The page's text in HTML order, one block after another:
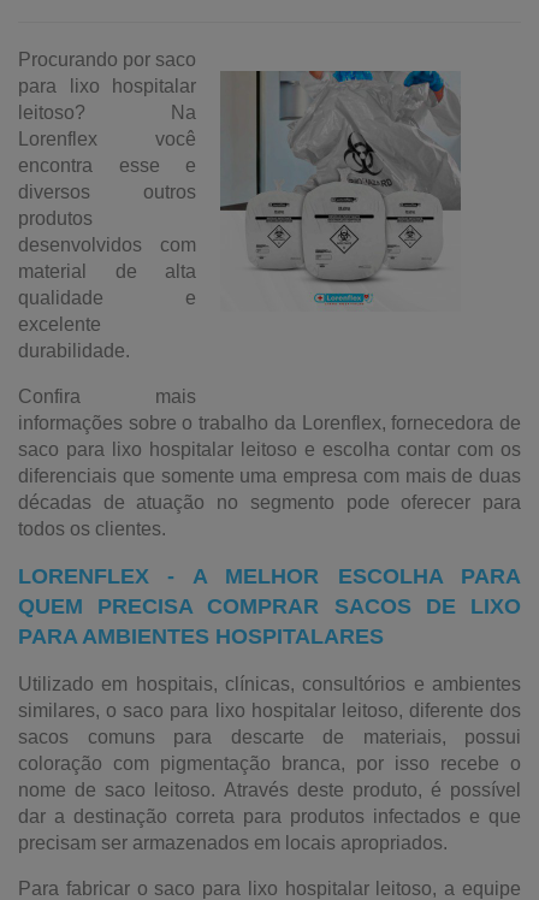
Procurando por saco
para lixo hospitalar
leitoso? Na
Lorenflex você
encontra esse e
diversos outros
produtos
desenvolvidos com
material de alta
qualidade e
excelente
durabilidade.
Confira mais
informações sobre o trabalho da Lorenflex, fornecedora de
saco para lixo hospitalar leitoso e escolha contar com os
diferenciais que somente uma empresa com mais de duas
décadas de atuação no segmento pode oferecer para
todos os clientes.
LORENFLEX - A MELHOR ESCOLHA PARA
QUEM PRECISA COMPRAR SACOS DE LIXO
PARA AMBIENTES HOSPITALARES
Utilizado em hospitais, clínicas, consultórios e ambientes
similares, o saco para lixo hospitalar leitoso, diferente dos
sacos comuns para descarte de materiais, possui
coloração com pigmentação branca, por isso recebe o
nome de saco leitoso. Através deste produto, é possível
dar a destinação correta para produtos infectados e que
precisam ser armazenados em locais apropriados.
Para fabricar o saco para lixo hospitalar leitoso, a equipe